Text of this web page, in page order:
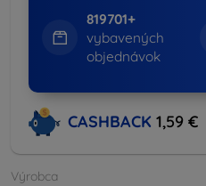
819701+
vybavených
objednávok
CASHBACK 1,59 €
Výrobca